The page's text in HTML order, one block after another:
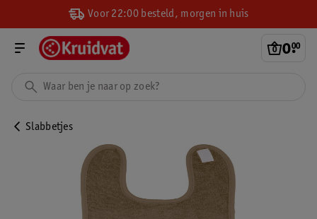
Voor 22:00 besteld, morgen in huis
0.
00
Slabbetjes